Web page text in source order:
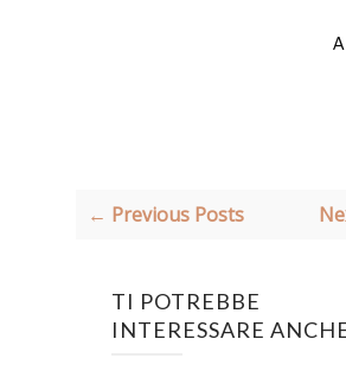
← Previous Posts
TI POTREBBE
INTERESSARE